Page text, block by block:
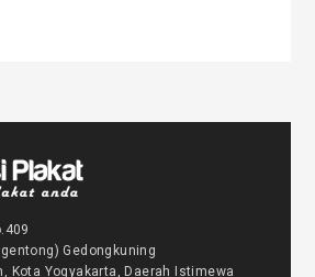
Gedongkuning
Kota Yogyakarta, Daerah Istimewa